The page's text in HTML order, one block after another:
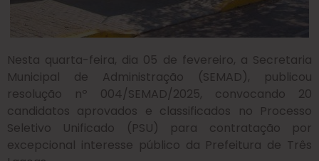
Nesta quarta-feira, dia 05 de fevereiro, a Secretaria
Municipal de Administração (SEMAD), publicou
resolução nº 004/SEMAD/2025, convocando 20
candidatos aprovados e classificados no Processo
Seletivo Unificado (PSU) para contratação por
excepcional interesse público da Prefeitura de Três